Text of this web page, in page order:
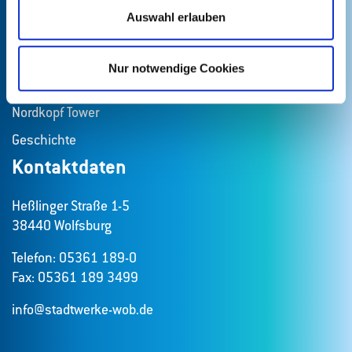
Auswahl erlauben
Nur notwendige Cookies
Überblick
Verantwortung
Nordkopf Tower
Geschichte
Kontaktdaten
Heßlinger Straße 1-5
38440 Wolfsburg
Telefon: 05361 189-0
Fax: 05361 189 3499
info@stadtwerke-wob.de